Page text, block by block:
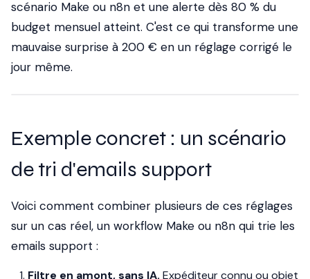
scénario Make ou n8n et une alerte dès 80 % du
budget mensuel atteint. C'est ce qui transforme une
mauvaise surprise à 200 € en un réglage corrigé le
jour même.
Exemple concret : un scénario
de tri d'emails support
Voici comment combiner plusieurs de ces réglages
sur un cas réel, un workflow Make ou n8n qui trie les
emails support :
Filtre en amont, sans IA. Expéditeur connu ou objet